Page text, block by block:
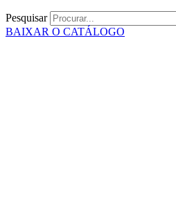
Pesquisar
BAIXAR O CATÁLOGO